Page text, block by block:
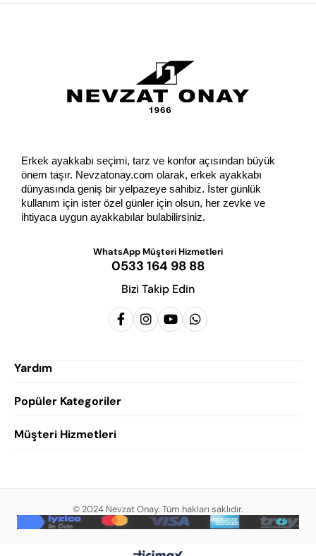
Erkek ayakkabı seçimi, tarz ve konfor açısından büyük
önem taşır. Nevzatonay.com olarak, erkek ayakkabı
dünyasında geniş bir yelpazeye sahibiz. İster günlük
kullanım için ister özel günler için olsun, her zevke ve
ihtiyaca uygun ayakkabılar bulabilirsiniz.
WhatsApp Müşteri Hizmetleri
0533 164 98 88
Bizi Takip Edin
Yardım
Hakkımızda
Popüler Kategoriler
Erkek Klasik Ayakkabı
Erkek Günlük Ayakkabı
Erkek Sandalet
Erkek Loafer Ayakkabı
Müşteri Hizmetleri
Mesafeli Satış Sözleşmesi
© 2024 Nevzat Onay. Tüm hakları saklıdır.